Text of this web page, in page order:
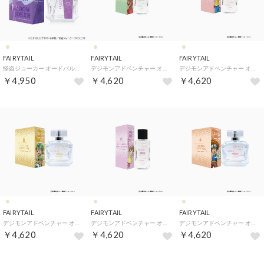
FAIRYTAIL
怪盗ジョーカー オードパルファム【返品不可商品】 （シャドウ・ジョーカー）
￥4,950
FAIRYTAIL
デジモンアドベンチャー オードパルファム【返品不可商品】 （太刀川ミミ）
￥4,620
FAIRYTAIL
デジモンアドベンチャー オードパルファム【返品不可商品】 （武之内空）
￥4,620
FAIRYTAIL
￥4,620
FAIRYTAIL
￥4,620
FAIRYTAIL
￥4,620